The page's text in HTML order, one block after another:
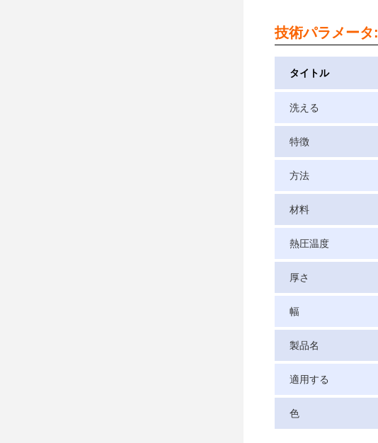
技術パラメータ:
タイトル
洗える
特徴
方法
材料
熱圧温度
厚さ
幅
製品名
適用する
色